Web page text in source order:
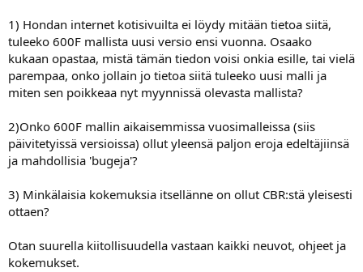
t
t
a
j
a
1) Hondan internet kotisivuilta ei löydy mitään tietoa siitä,
tuleeko 600F mallista uusi versio ensi vuonna. Osaako
kukaan opastaa, mistä tämän tiedon voisi onkia esille, tai vielä
parempaa, onko jollain jo tietoa siitä tuleeko uusi malli ja
miten sen poikkeaa nyt myynnissä olevasta mallista?
2)Onko 600F mallin aikaisemmissa vuosimalleissa (siis
päivitetyissä versioissa) ollut yleensä paljon eroja edeltäjiinsä
ja mahdollisia 'bugeja'?
3) Minkälaisia kokemuksia itsellänne on ollut CBR:stä yleisesti
ottaen?
Otan suurella kiitollisuudella vastaan kaikki neuvot, ohjeet ja
kokemukset.